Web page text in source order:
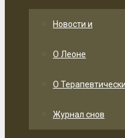
Новости и
О Леоне
О
Журнал снов